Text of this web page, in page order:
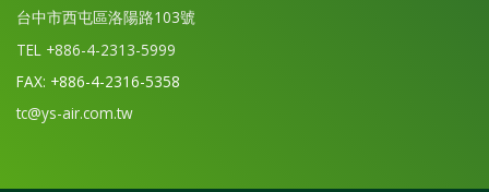
台中市西屯區洛陽路103號
TEL +886-4-2313-5999
FAX: +886-4-2316-5358
tc@ys-air.com.tw